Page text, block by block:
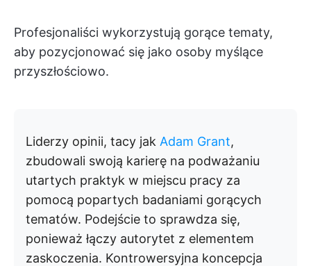
Profesjonaliści wykorzystują gorące tematy,
aby pozycjonować się jako osoby myślące
przyszłościowo.
Liderzy opinii, tacy jak Adam Grant,
zbudowali swoją karierę na podważaniu
utartych praktyk w miejscu pracy za
pomocą popartych badaniami gorących
tematów. Podejście to sprawdza się,
ponieważ łączy autorytet z elementem
zaskoczenia. Kontrowersyjna koncepcja